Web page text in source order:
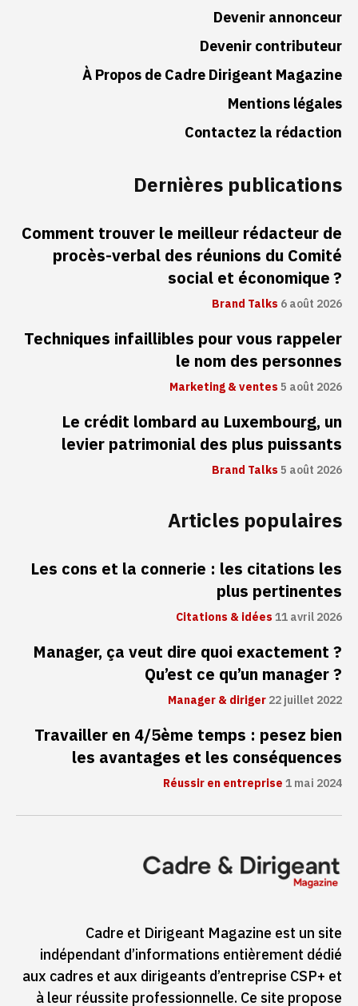
Devenir annonceur
Devenir contributeur
À Propos de Cadre Dirigeant Magazine
Mentions légales
Contactez la rédaction
Dernières publications
Comment trouver le meilleur rédacteur de
procès-verbal des réunions du Comité
social et économique ?
Brand Talks6 août 2026
Techniques infaillibles pour vous rappeler
le nom des personnes
Marketing & ventes5 août 2026
Le crédit lombard au Luxembourg, un
levier patrimonial des plus puissants
Brand Talks5 août 2026
Articles populaires
Les cons et la connerie : les citations les
plus pertinentes
Citations & idées11 avril 2026
Manager, ça veut dire quoi exactement ?
Qu’est ce qu’un manager ?
Manager & diriger22 juillet 2022
Travailler en 4/5ème temps : pesez bien
les avantages et les conséquences
Réussir en entreprise1 mai 2024
Cadre et Dirigeant Magazine est un site
indépendant d’informations entièrement dédié
aux cadres et aux dirigeants d’entreprise CSP+ et
à leur réussite professionnelle. Ce site propose